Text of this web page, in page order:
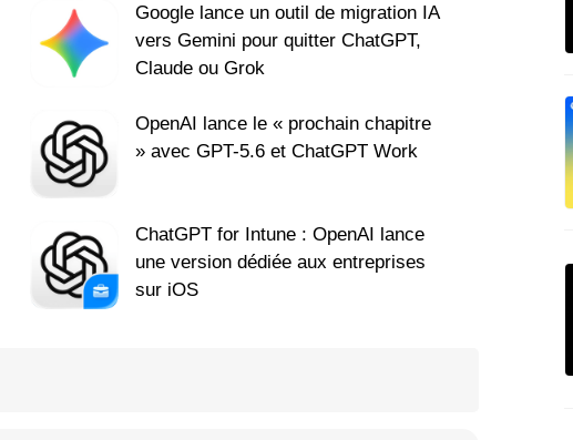
Google lance un outil de migration IA
vers Gemini pour quitter ChatGPT,
Claude ou Grok
OpenAI lance le « prochain chapitre
» avec GPT-5.6 et ChatGPT Work
ChatGPT for Intune : OpenAI lance
une version dédiée aux entreprises
sur iOS